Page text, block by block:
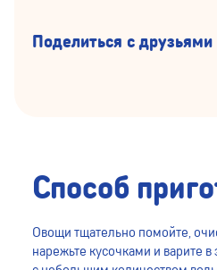
Поделиться с друзьями
Способ
Овощи тщательно помойте,
нарежьте кусочками и варите